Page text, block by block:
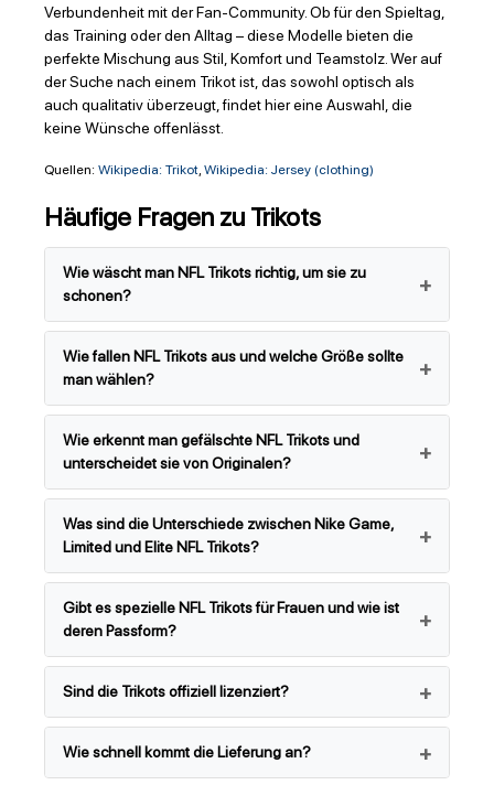
Verbundenheit mit der Fan-Community. Ob für den Spieltag,
das Training oder den Alltag – diese Modelle bieten die
perfekte Mischung aus Stil, Komfort und Teamstolz. Wer auf
der Suche nach einem Trikot ist, das sowohl optisch als
auch qualitativ überzeugt, findet hier eine Auswahl, die
keine Wünsche offenlässt.
Quellen: Wikipedia: Trikot, Wikipedia: Jersey (clothing)
Häufige Fragen zu Trikots
Wie wäscht man NFL Trikots richtig, um sie zu
schonen?
Wie fallen NFL Trikots aus und welche Größe sollte
man wählen?
Wie erkennt man gefälschte NFL Trikots und
unterscheidet sie von Originalen?
Was sind die Unterschiede zwischen Nike Game,
Limited und Elite NFL Trikots?
Gibt es spezielle NFL Trikots für Frauen und wie ist
deren Passform?
Sind die Trikots offiziell lizenziert?
Wie schnell kommt die Lieferung an?